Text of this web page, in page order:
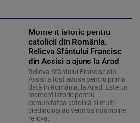
Moment istoric pentru
catolicii din România.
Relicva Sfântului Francisc
din Assisi a ajuns la Arad
Relicva Sfântului Francisc din
Assisi a fost adusă pentru prima
dată în România, la Arad. Este un
moment istoric pentru
comunitatea catolică și mulți
credincioși au venit să întâmpine
relicva.